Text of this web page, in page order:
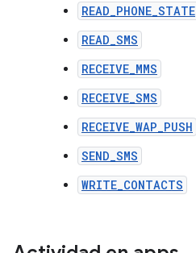
READ_PHONE_STATE
READ_SMS
RECEIVE_MMS
RECEIVE_SMS
RECEIVE_WAP_PUSH
SEND_SMS
WRITE_CONTACTS